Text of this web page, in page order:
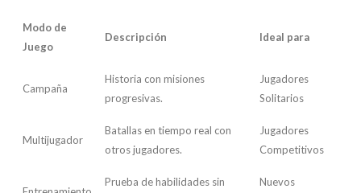
Modo de
Juego
Descripción Ideal para
Campaña
Historia con misiones
progresivas.
Jugadores
Solitarios
Multijugador
Batallas en tiempo real con
otros jugadores.
Jugadores
Competitivos
Prueba de habilidades sin
Nuevos